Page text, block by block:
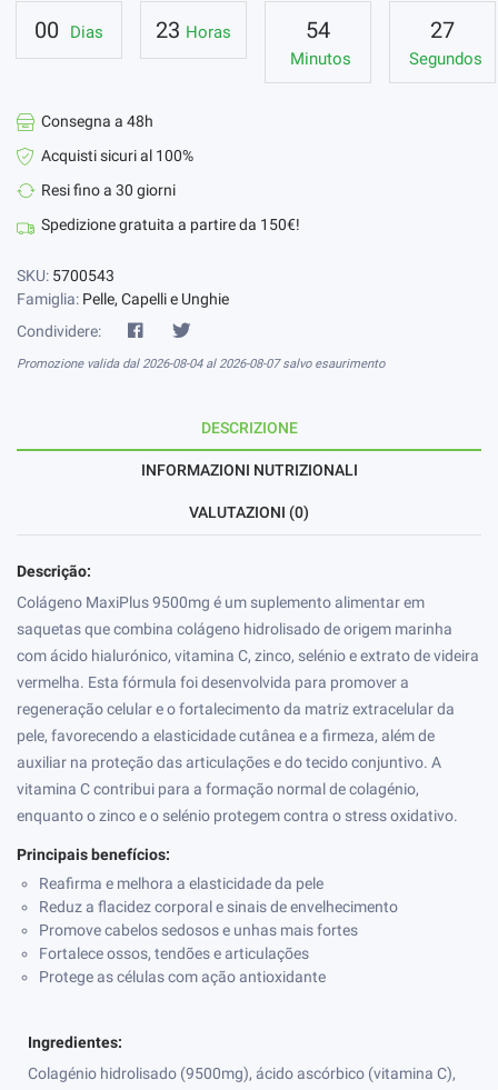
00 Dias 23 Horas 54
Minutos
27
Segundos
Consegna a 48h
Acquisti sicuri al 100%
Resi fino a 30 giorni
Spedizione gratuita a partire da 150€!
SKU: 5700543
Famiglia: Pelle, Capelli e Unghie
Condividere:
Promozione valida dal 2026-08-04 al 2026-08-07 salvo esaurimento
DESCRIZIONE
INFORMAZIONI NUTRIZIONALI
VALUTAZIONI (0)
Descrição:
Colágeno MaxiPlus 9500mg é um suplemento alimentar em
saquetas que combina colágeno hidrolisado de origem marinha
com ácido hialurónico, vitamina C, zinco, selénio e extrato de videira
vermelha. Esta fórmula foi desenvolvida para promover a
regeneração celular e o fortalecimento da matriz extracelular da
pele, favorecendo a elasticidade cutânea e a firmeza, além de
auxiliar na proteção das articulações e do tecido conjuntivo. A
vitamina C contribui para a formação normal de colagénio,
enquanto o zinco e o selénio protegem contra o stress oxidativo.
Principais benefícios:
Reafirma e melhora a elasticidade da pele
Reduz a flacidez corporal e sinais de envelhecimento
Promove cabelos sedosos e unhas mais fortes
Fortalece ossos, tendões e articulações
Protege as células com ação antioxidante
Ingredientes:
Colagénio hidrolisado (9500mg), ácido ascórbico (vitamina C),